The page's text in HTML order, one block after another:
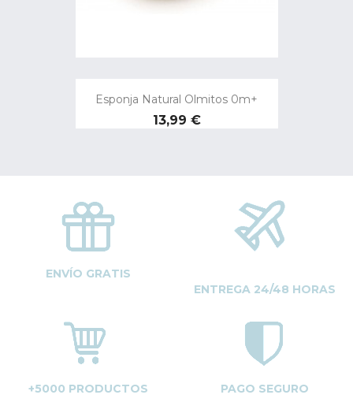
Esponja Natural Olmitos 0m+
Precio
13,99 €
ENVÍO GRATIS
ENTREGA 24/48 HORAS
+5000 PRODUCTOS PAGO SEGURO